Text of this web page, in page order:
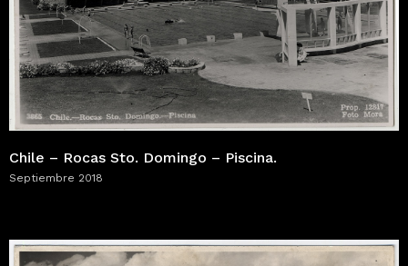
Chile – Rocas Sto. Domingo – Piscina.
Septiembre 2018